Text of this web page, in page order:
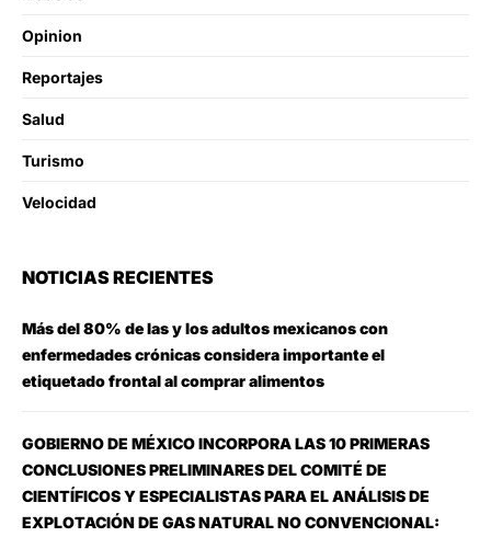
Opinion
Reportajes
Salud
Turismo
Velocidad
NOTICIAS RECIENTES
Más del 80% de las y los adultos mexicanos con
enfermedades crónicas considera importante el
etiquetado frontal al comprar alimentos
GOBIERNO DE MÉXICO INCORPORA LAS 10 PRIMERAS
CONCLUSIONES PRELIMINARES DEL COMITÉ DE
CIENTÍFICOS Y ESPECIALISTAS PARA EL ANÁLISIS DE
EXPLOTACIÓN DE GAS NATURAL NO CONVENCIONAL: